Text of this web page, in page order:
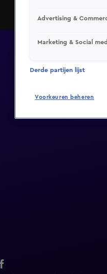
Advertising &
Marketing & Social
Derde partijen lijst
Voorkeuren beheren